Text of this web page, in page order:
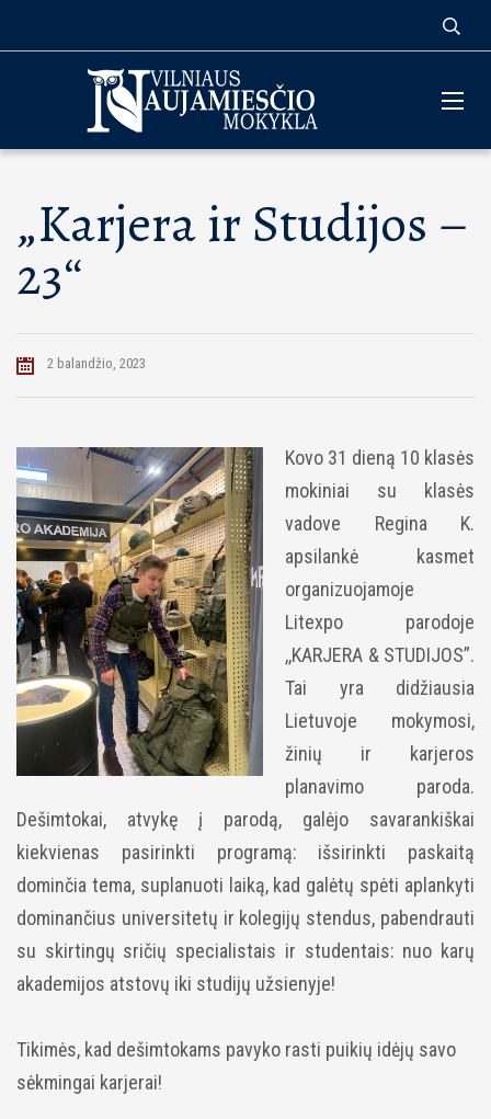
„Karjera ir Studijos –
23“
2 balandžio, 2023
Kovo 31 dieną 10 klasės
mokiniai su klasės
vadove Regina K.
apsilankė kasmet
organizuojamoje
Litexpo parodoje
,,KARJERA & STUDIJOS”.
Tai yra didžiausia
Lietuvoje mokymosi,
žinių ir karjeros
planavimo paroda.
Dešimtokai, atvykę į parodą, galėjo savarankiškai
kiekvienas pasirinkti programą: išsirinkti paskaitą
dominčia tema, suplanuoti laiką, kad galėtų spėti aplankyti
dominančius universitetų ir kolegijų stendus, pabendrauti
su skirtingų sričių specialistais ir studentais: nuo karų
akademijos atstovų iki studijų užsienyje!
Tikimės, kad dešimtokams pavyko rasti puikių idėjų savo
sėkmingai karjerai!